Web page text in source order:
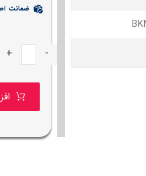
ضمانت
-
+